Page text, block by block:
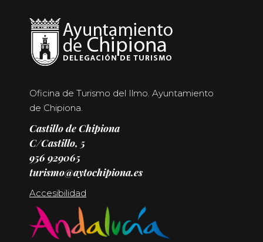
Oficina de Turismo del Ilmo. Ayuntamiento
de Chipiona.
Castillo de Chipiona
C/Castillo, 5
956 929065
turismo@aytochipiona.es
Accesibilidad